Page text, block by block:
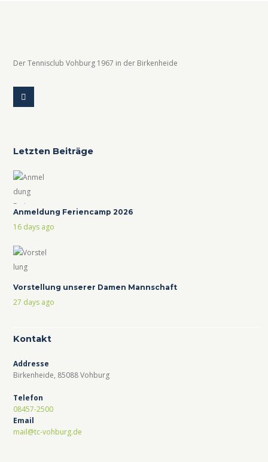
Der Tennisclub Vohburg 1967 in der Birkenheide
Letzten Beiträge
Anmeldung Feriencamp 2026
16 days ago
Vorstellung unserer Damen Mannschaft
27 days ago
Kontakt
Addresse
Birkenheide, 85088 Vohburg
Telefon
08457-2500
Email
mail@tc-vohburg.de